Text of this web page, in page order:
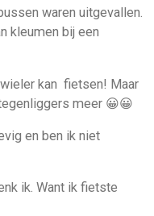
waren uitgevallen.
kleumen bij een
kan fietsen! Maar
meer 😀😀
en ben ik niet
ik. Want ik fietste